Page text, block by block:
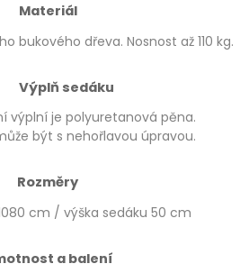
Materiál
bukového dřeva. Nosnost až 110 kg.
Výplň sedáku
výplní je polyuretanová pěna.
být s nehořlavou úpravou.
Rozměry
cm / výška sedáku 50 cm
a balení